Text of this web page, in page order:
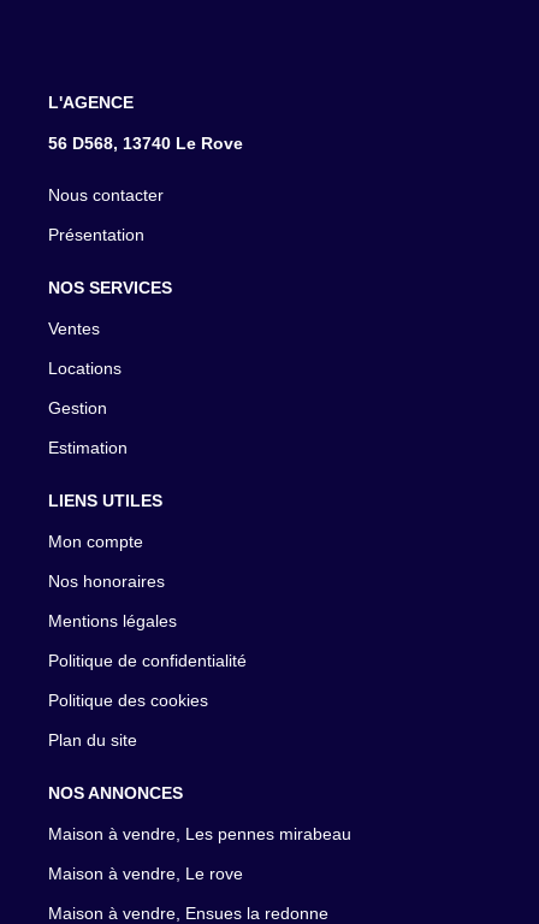
L'AGENCE
56 D568, 13740 Le Rove
Nous contacter
Présentation
NOS SERVICES
Ventes
Locations
Gestion
Estimation
LIENS UTILES
Mon compte
Nos honoraires
Mentions légales
Politique de confidentialité
Politique des cookies
Plan du site
NOS ANNONCES
Maison à vendre, Les pennes mirabeau
Maison à vendre, Le rove
Maison à vendre, Ensues la redonne